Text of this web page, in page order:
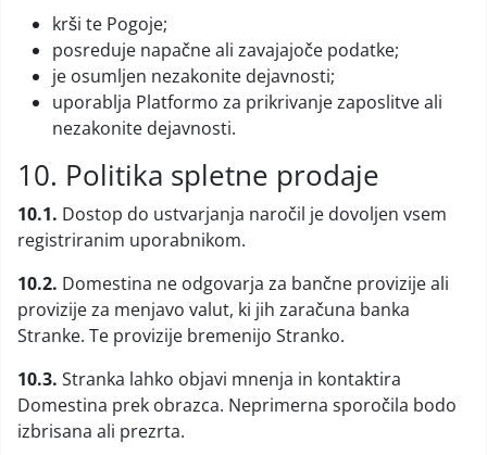
krši te Pogoje;
posreduje napačne ali zavajajoče podatke;
je osumljen nezakonite dejavnosti;
uporablja Platformo za prikrivanje zaposlitve ali
nezakonite dejavnosti.
10. Politika spletne prodaje
10.1. Dostop do ustvarjanja naročil je dovoljen vsem
registriranim uporabnikom.
10.2. Domestina ne odgovarja za bančne provizije ali
provizije za menjavo valut, ki jih zaračuna banka
Stranke. Te provizije bremenijo Stranko.
10.3. Stranka lahko objavi mnenja in kontaktira
Domestina prek obrazca. Neprimerna sporočila bodo
izbrisana ali prezrta.